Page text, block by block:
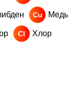
Cu Медь
Cl Хлор